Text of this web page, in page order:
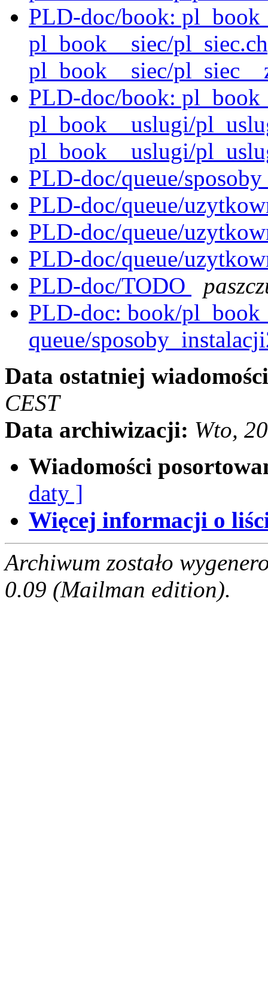
PLD-doc/book:
pl_book__siec/
pl_book__siec/
PLD-doc/book:
pl_book__uslugi/
pl_book__uslugi/
PLD-doc/queue/
PLD-doc/queue/
PLD-doc/queue/
PLD-doc/queue/
PLD-doc/TODO
PLD-doc: book/
queue/
Data ostatniej
CEST
Data archiwizacji: Wto,
Wiadomości
daty ]
Więcej informacji o
Archiwum zostało
0.09 (Mailman edition).